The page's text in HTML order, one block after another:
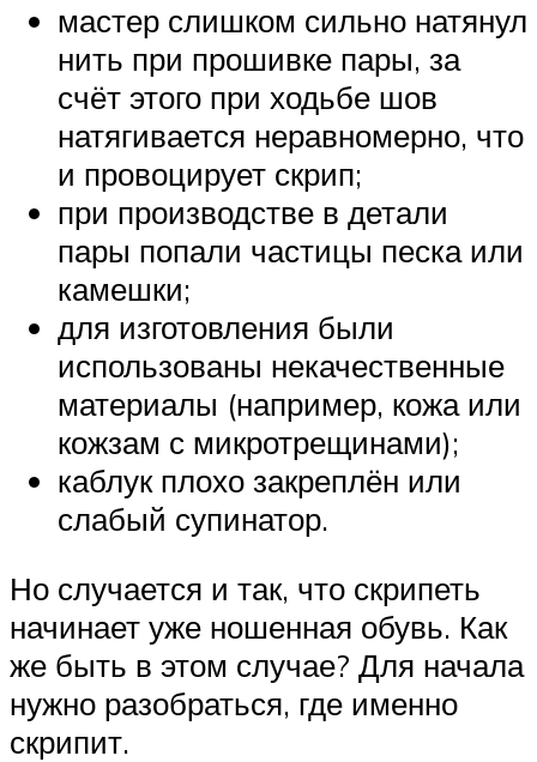
мастер слишком сильно натянул
нить при прошивке пары, за
счёт этого при ходьбе шов
натягивается неравномерно, что
и провоцирует скрип;
при производстве в детали
пары попали частицы песка или
камешки;
для изготовления были
использованы некачественные
материалы (например, кожа или
кожзам с микротрещинами);
каблук плохо закреплён или
слабый супинатор.
Но случается и так, что скрипеть
начинает уже ношенная обувь. Как
же быть в этом случае? Для начала
нужно разобраться, где именно
скрипит.